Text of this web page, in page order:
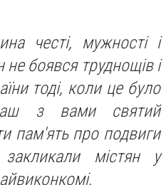
честі, мужності і
не боявся труднощів і
тоді, коли це було
з вами святий
пам'ять про подвиги
містян у